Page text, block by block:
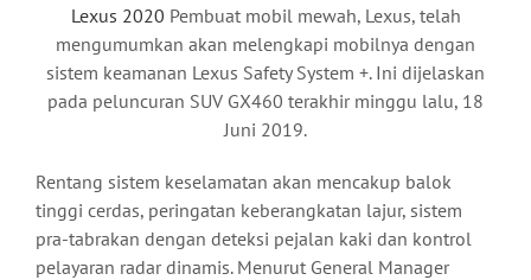
Lexus 2020 Pembuat mobil mewah, Lexus, telah
mengumumkan akan melengkapi mobilnya dengan
sistem keamanan Lexus Safety System +. Ini dijelaskan
pada peluncuran SUV GX460 terakhir minggu lalu, 18
Juni 2019.
Rentang sistem keselamatan akan mencakup balok
tinggi cerdas, peringatan keberangkatan lajur, sistem
pra-tabrakan dengan deteksi pejalan kaki dan kontrol
pelayaran radar dinamis. Menurut General Manager